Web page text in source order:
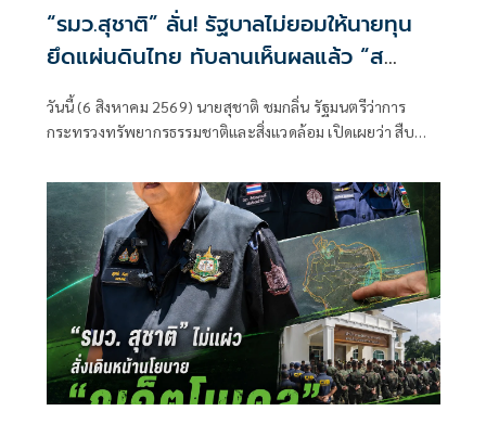
“รมว.สุชาติ” ลั่น! รัฐบาลไม่ยอมให้นายทุน
ยึดแผ่นดินไทย ทับลานเห็นผลแล้ว “ส
ตาร์เวลล์ การ์เด้นโฮม” รื้อเองคืบ 40%
เตือนผู้ฝ่าฝืนเจอมาตรการทางกฎหมาย
วันนี้ (6 สิงหาคม 2569) นายสุชาติ ชมกลิ่น รัฐมนตรีว่าการ
กระทรวงทรัพยากรธรรมชาติและสิ่งแวดล้อม เปิดเผยว่า สืบ
นครราชสีมา